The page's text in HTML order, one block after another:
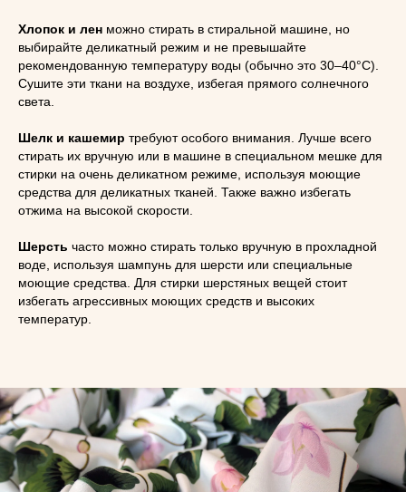
Хлопок и лен можно стирать в стиральной машине, но
выбирайте деликатный режим и не превышайте
рекомендованную температуру воды (обычно это 30–40°C).
Сушите эти ткани на воздухе, избегая прямого солнечного
света.
Шелк и кашемир требуют особого внимания. Лучше всего
стирать их вручную или в машине в специальном мешке для
стирки на очень деликатном режиме, используя моющие
средства для деликатных тканей. Также важно избегать
отжима на высокой скорости.
Шерсть часто можно стирать только вручную в прохладной
воде, используя шампунь для шерсти или специальные
моющие средства. Для стирки шерстяных вещей стоит
избегать агрессивных моющих средств и высоких
температур.